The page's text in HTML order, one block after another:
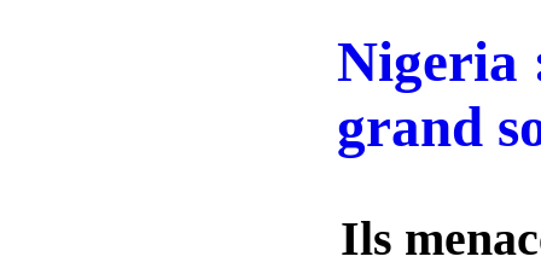
Nigeria
grand
Ils